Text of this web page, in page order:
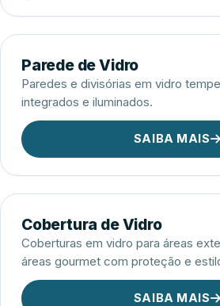
Parede de Vidro
Paredes e divisórias em vidro
integrados e iluminados.
SAIBA MAIS
Cobertura de Vidro
Coberturas em vidro para áreas
áreas gourmet com proteção e
SAIBA MAIS